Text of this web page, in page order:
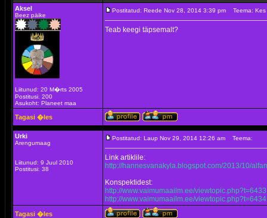
Aksel
Beez päike
Liitunud: 20 M�rts 2005
Postitusi: 200
Asukoht: Planeet maa
Postitatud: Reede Nov 28, 2014 3:39 pm Teema:
Teab keegi täpsemalt?
Tagasi �les
Urki
Arengumaag
Liitunud: 9 Juul 2010
Postitusi: 38
Postitatud: Laup Nov 29, 2014 12:26 am Teema:
Link artiklile:
http://hannesvanakyla.blogspot.com/2013/10/
Konspektidest:
http://www.vaimumaailm.ee/viewtopic.php?t=6433
http://www.vaimumaailm.ee/viewtopic.php?t=6434
Tagasi �les